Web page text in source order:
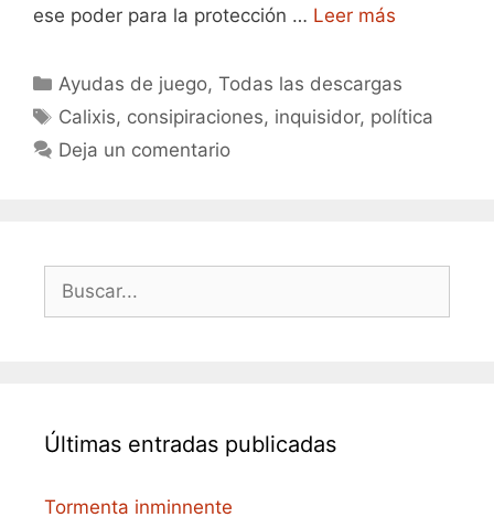
ese poder para la protección … Leer más
Categorías
Ayudas de juego,Todas las descargas
Etiquetas
Calixis, consipiraciones, inquisidor, política
Deja un comentario
Buscar:
Últimas entradas publicadas
Tormenta inminnente